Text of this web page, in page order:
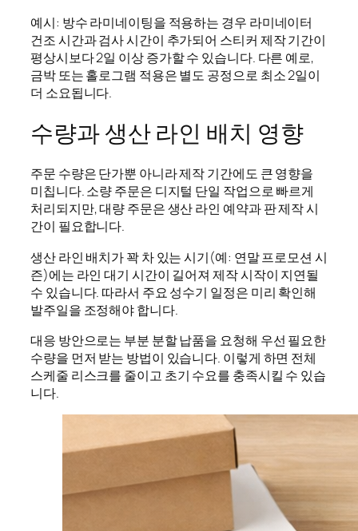
예시: 방수 라미네이팅을 적용하는 경우 라미네이터
건조 시간과 검사 시간이 추가되어 스티커 제작 기간이
평상시보다 2일 이상 증가할 수 있습니다. 다른 예로,
금박 또는 홀로그램 적용은 별도 공정으로 최소 2일이
더 소요됩니다.
수량과 생산 라인 배치 영향
주문 수량은 단가뿐 아니라 제작 기간에도 큰 영향을
미칩니다. 소량 주문은 디지털 단일 작업으로 빠르게
처리되지만, 대량 주문은 생산 라인 예약과 판 제작 시
간이 필요합니다.
생산 라인 배치가 꽉 차 있는 시기(예: 연말 프로모션 시
즌)에는 라인 대기 시간이 길어져 제작 시작이 지연될
수 있습니다. 따라서 주요 성수기 일정은 미리 확인해
발주일을 조정해야 합니다.
대응 방안으로는 부분 분할 납품을 요청해 우선 필요한
수량을 먼저 받는 방법이 있습니다. 이렇게 하면 전체
스케줄 리스크를 줄이고 초기 수요를 충족시킬 수 있습
니다.